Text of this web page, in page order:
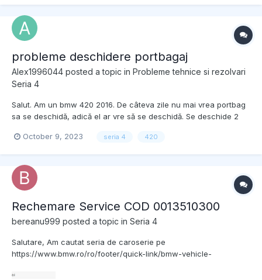
probleme deschidere portbagaj
Alex1996044 posted a topic in Probleme tehnice si rezolvari
Seria 4
Salut. Am un bmw 420 2016. De câteva zile nu mai vrea portbag
sa se deschidă, adică el ar vre să se deschidă. Se deschide 2
ore în șir îl închid și îl deschid la mașina închisă vreo 4 5 ore nu
October 9, 2023 seria 4 420
Rechemare Service COD 0013510300
bereanu999 posted a topic in Seria 4
Salutare, Am cautat seria de caroserie pe
https://www.bmw.ro/ro/footer/quick-link/bmw-vehicle-
un BMW 420d B47D20A cu power reduction . Nu gasesc nici o